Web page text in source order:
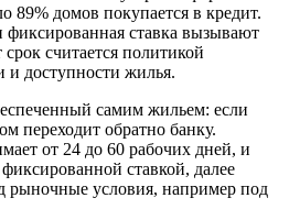
89% домов покупается в кредит.
фиксированная ставка вызывают
считается политикой
и доступности жилья.
самим жильем: если
переходит обратно банку.
от 24 до 60 рабочих дней, и
ставкой, далее
рыночные условия, например под